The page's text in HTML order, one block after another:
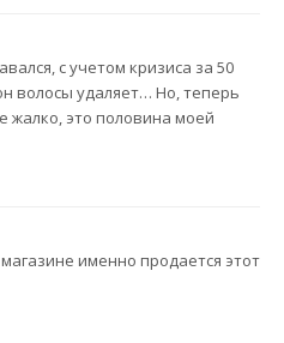
с учетом кризиса за 50
волосы удаляет… Но, теперь
жалко, это половина моей
именно продается этот